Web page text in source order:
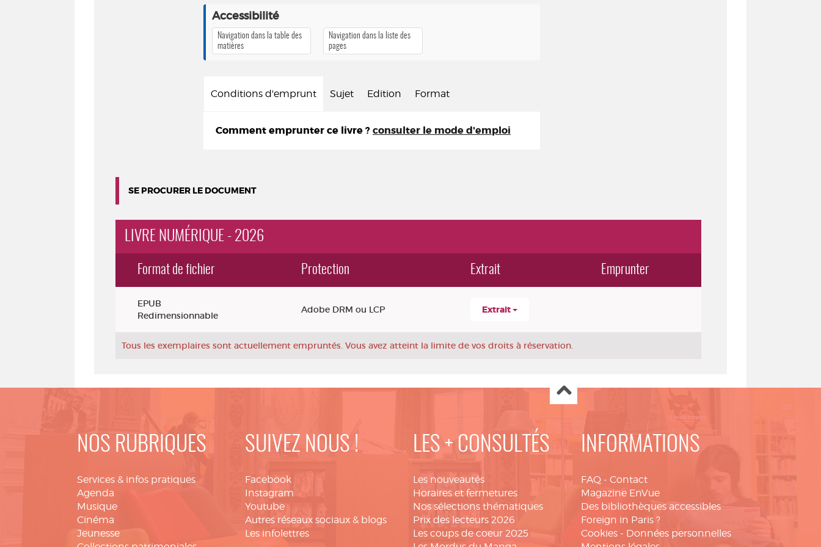
Accessibilité
Navigation dans la table des
matières
Navigation dans la liste des
pages
Conditions d'emprunt Sujet Edition Format
Comment emprunter ce livre ? consulter le mode d'emploi
SE PROCURER LE DOCUMENT
LIVRE NUMÉRIQUE - 2026
Format de fichier Protection Extrait Emprunter
EPUB
Redimensionnable
Adobe DRM ou LCP Extrait
Tous les exemplaires sont actuellement empruntés. Vous avez atteint la limite de vos droits à réservation.
NOS RUBRIQUES
Services & infos pratiques
Agenda
Musique
Cinéma
Jeunesse
SUIVEZ NOUS !
Facebook
Instagram
Youtube
Autres réseaux sociaux & blogs
Les infolettres
LES + CONSULTÉS
Les nouveautés
Horaires et fermetures
Nos sélections thématiques
Prix des lecteurs 2026
Les coups de coeur 2025
INFORMATIONS
FAQ - Contact
Magazine EnVue
Des bibliothèques accessibles
Foreign in Paris ?
Cookies - Données personnelles